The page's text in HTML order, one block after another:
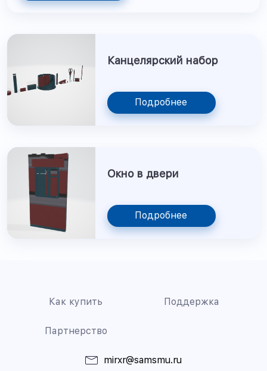
Канцелярский набор
Подробнее
Окно в двери
Подробнее
Как купить Поддержка
Партнерство
mirxr@samsmu.ru